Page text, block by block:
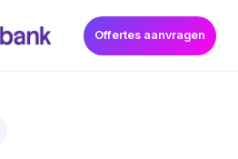
Offertes aanvragen